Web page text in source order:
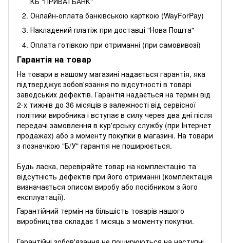
Онлайн-оплата банківською карткою (WayForPay)
Накладений платіж при доставці "Нова Пошта"
Оплата готівкою при отриманні (при самовивозі)
Гарантія на товар
На товари в нашому магазині надається гарантія, яка
підтверджує зобов'язання по відсутності в товарі
заводських дефектів. Гарантія надається на термін від
2-х тижнів до 36 місяців в залежності від сервісної
політики виробника і вступає в силу через два дні після
передачі замовлення в кур'єрську службу (при Інтернет
продажах) або з моменту покупки в магазині. На товари
з позначкою "Б/У" гарантія не поширюється.
Будь ласка, перевіряйте товар на комплектацію та
відсутність дефектів при його отриманні (комплектація
визначається описом виробу або посібником з його
експлуатації).
Гарантійний термін на більшість товарів нашого
виробництва складає 1 місяць з моменту покупки.